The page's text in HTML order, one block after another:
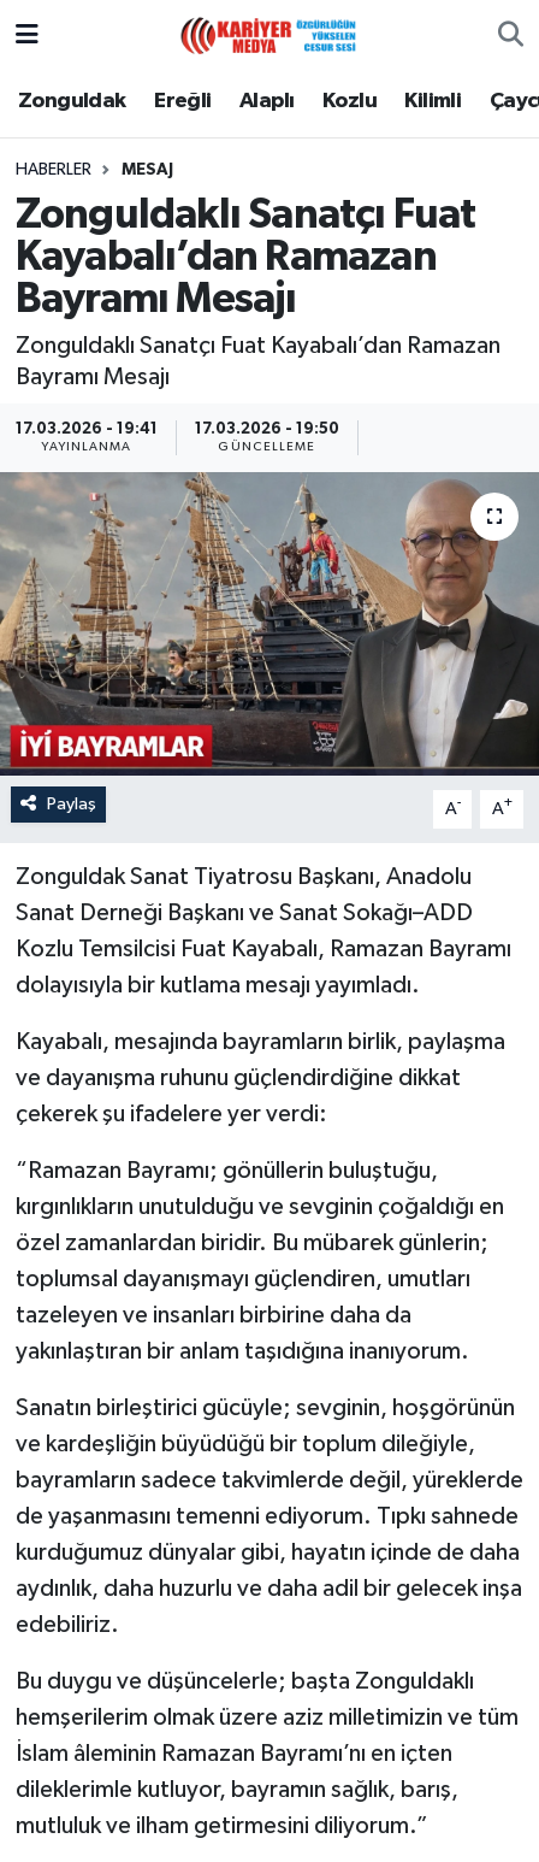
Zonguldak Ereğli Alaplı Kozlu Kilimli
HABERLER MESAJ
Zonguldaklı Sanatçı Fuat
Kayabalı’dan Ramazan
Bayramı Mesajı
Zonguldaklı Sanatçı Fuat Kayabalı’dan Ramazan
Bayramı Mesajı
17.03.2026 - 19:41
YAYINLANMA
17.03.2026 - 19:50
GÜNCELLEME
Paylaş A- A+
Zonguldak Sanat Tiyatrosu Başkanı, Anadolu
Sanat Derneği Başkanı ve Sanat Sokağı–ADD
Kozlu Temsilcisi Fuat Kayabalı, Ramazan Bayramı
dolayısıyla bir kutlama mesajı yayımladı.
Kayabalı, mesajında bayramların birlik, paylaşma
ve dayanışma ruhunu güçlendirdiğine dikkat
çekerek şu ifadelere yer verdi:
“Ramazan Bayramı; gönüllerin buluştuğu,
kırgınlıkların unutulduğu ve sevginin çoğaldığı en
özel zamanlardan biridir. Bu mübarek günlerin;
toplumsal dayanışmayı güçlendiren, umutları
tazeleyen ve insanları birbirine daha da
yakınlaştıran bir anlam taşıdığına inanıyorum.
Sanatın birleştirici gücüyle; sevginin, hoşgörünün
ve kardeşliğin büyüdüğü bir toplum dileğiyle,
bayramların sadece takvimlerde değil, yüreklerde
de yaşanmasını temenni ediyorum. Tıpkı sahnede
kurduğumuz dünyalar gibi, hayatın içinde de daha
aydınlık, daha huzurlu ve daha adil bir gelecek inşa
edebiliriz.
Bu duygu ve düşüncelerle; başta Zonguldaklı
hemşerilerim olmak üzere aziz milletimizin ve tüm
İslam âleminin Ramazan Bayramı’nı en içten
dileklerimle kutluyor, bayramın sağlık, barış,
mutluluk ve ilham getirmesini diliyorum.”
Zonguldak
Alaplı
Kozlu
Kilimli
Devrek
Özel
Mesaj
Dergim
Ulusal
Zonguldak Nöbetçi Eczaneler
Zonguldak Namaz Vakitleri
Zonguldak Trafik Yoğunluk Haritası
Puan Durumu ve Fikstür
Son Dakika Haberleri
Haber Arşivi